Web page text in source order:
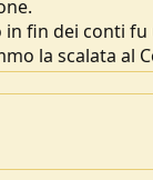
fin dei conti
la scalata al